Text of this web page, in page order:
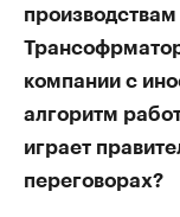
компании с
алгоритм
играет
переговорах?